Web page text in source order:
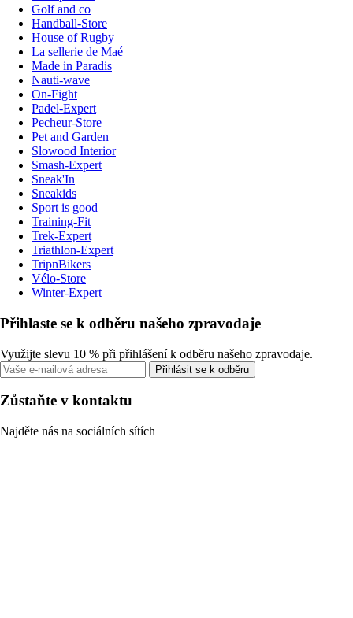
Golf and co
Handball-Store
House of Rugby
La sellerie de Maé
Made in Paradis
Nauti-wave
On-Fight
Padel-Expert
Pecheur-Store
Pet and Garden
Slowood Interior
Smash-Expert
Sneak'In
Sneakids
Sport is good
Training-Fit
Trek-Expert
Triathlon-Expert
TripnBikers
Vélo-Store
Winter-Expert
Přihlaste se k odběru našeho zpravodaje
Využijte slevu 10 % při přihlášení k odběru našeho zpravodaje.
Přihlásit se k odběru
Zůstaňte v kontaktu
Najděte nás na sociálních sítích